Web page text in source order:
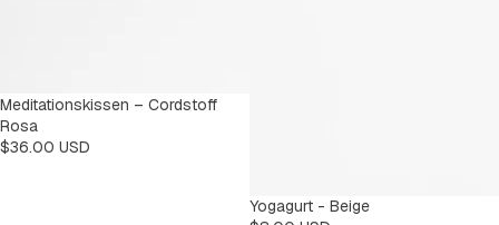
Meditationskissen – Cordstoff
Rosa
$36.00 USD
Yogagurt - Beige